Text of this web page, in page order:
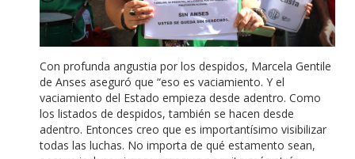
Con profunda angustia por los despidos, Marcela Gentile
de Anses aseguró que “eso es vaciamiento. Y el
vaciamiento del Estado empieza desde adentro. Como
los listados de despidos, también se hacen desde
adentro. Entonces creo que es importantísimo visibilizar
todas las luchas. No importa de qué estamento sean,